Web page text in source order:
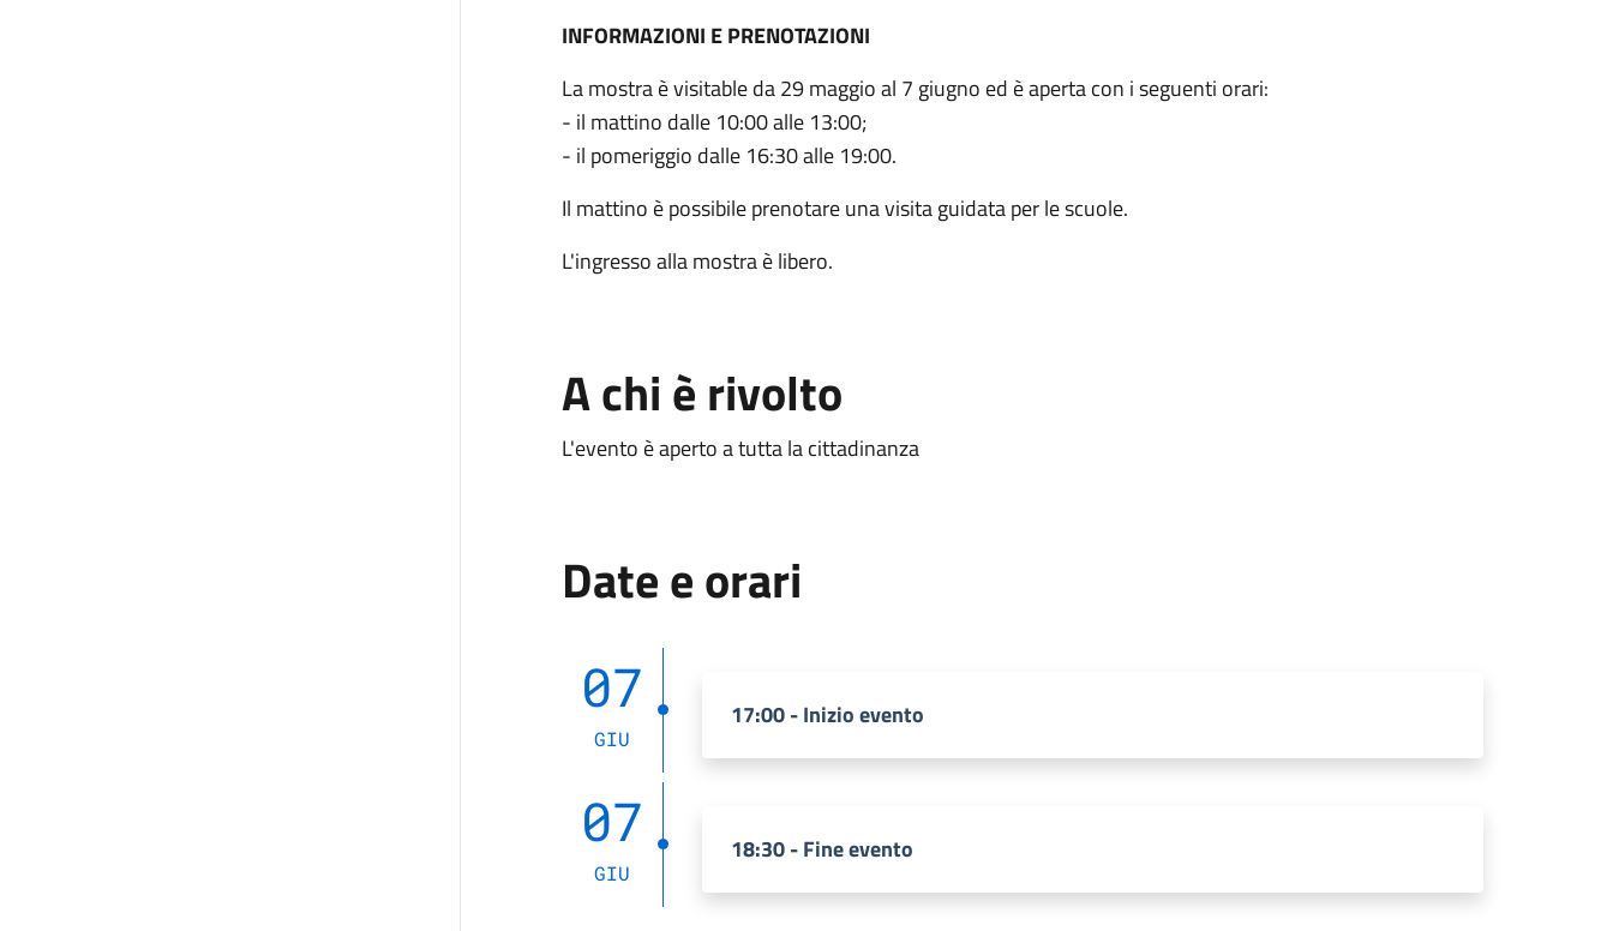
INFORMAZIONI E PRENOTAZIONI
La mostra è visitable da 29 maggio al 7 giugno ed è aperta con i seguenti orari:
- il mattino dalle 10:00 alle 13:00;
- il pomeriggio dalle 16:30 alle 19:00.
Il mattino è possibile prenotare una visita guidata per le scuole.
L'ingresso alla mostra è libero.
A chi è rivolto
L'evento è aperto a tutta la cittadinanza
Date e orari
07
GIU
17:00 - Inizio evento
07
GIU
18:30 - Fine evento